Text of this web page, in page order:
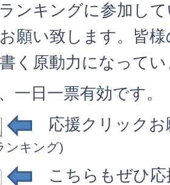
ンキングに参加し
願い致します。皆
く原動力になって
一日一票有効です。
応援クリックお
ンキング)
こちらもぜひ応